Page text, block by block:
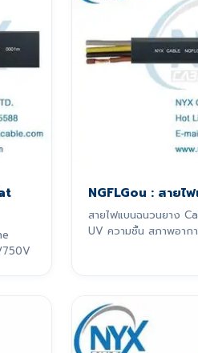
NGFLGou : สายไ
สายไฟแบนฉนวนยาง
UV ความชื้น สภาพอาก